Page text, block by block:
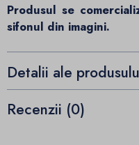
Produsul se
sifonul din imagini.
Detalii ale
Recenzii (0)